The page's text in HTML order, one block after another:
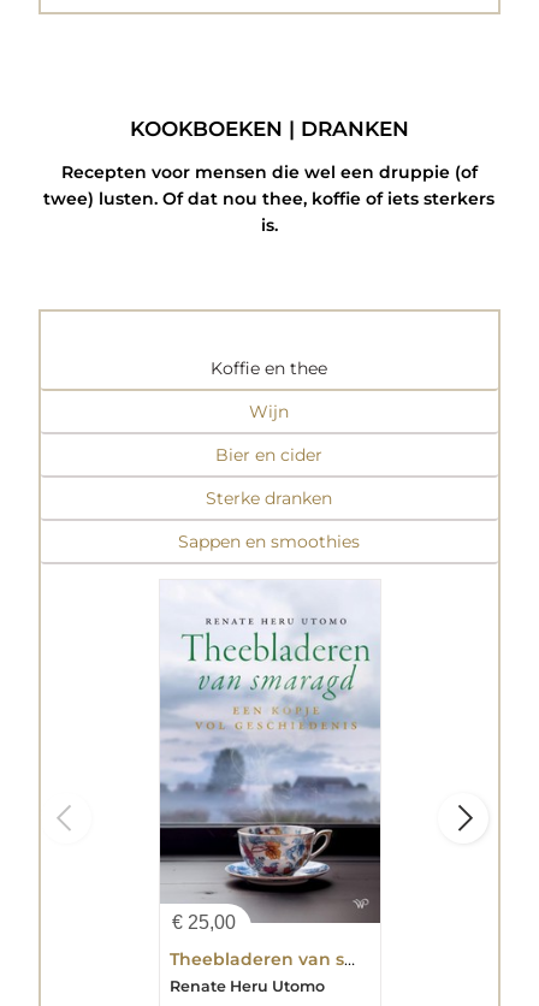
KOOKBOEKEN | DRANKEN
Recepten voor mensen die wel een druppie (of
twee) lusten. Of dat nou thee, koffie of iets sterkers
is.
Koffie en thee
Wijn
Bier en cider
Sterke dranken
Sappen en smoothies
€25,00
Theebladeren van smaragd
Renate Heru Utomo